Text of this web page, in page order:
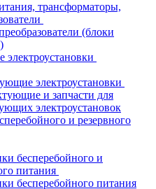
трансформаторы,
(блоки
электроустановки
и запчасти для
электроустановок
и резервного
бесперебойного и
питания
бесперебойного питания